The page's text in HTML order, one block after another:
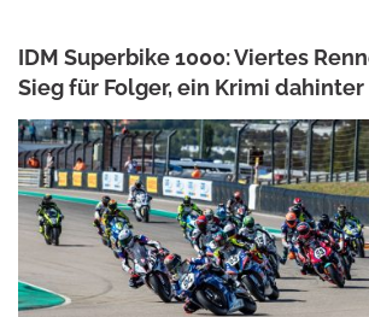
IDM Superbike 1000: Viertes
Sieg für Folger, ein Krimi dahinter
ANKE WIECZOREK